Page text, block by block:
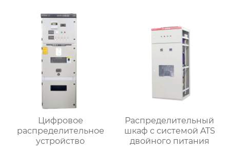
Цифровое
распределительное
устройство
Распределительный
шкаф с системой ATS
двойного питания